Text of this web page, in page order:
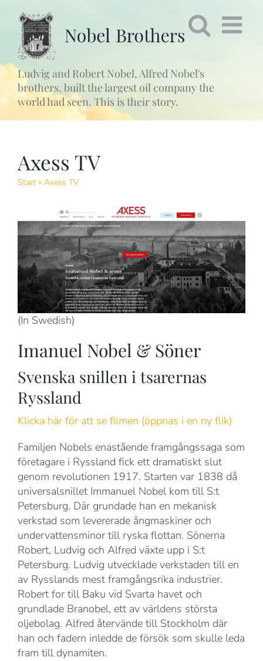
innehållet
Ludvig and Robert Nobel, Alfred Nobel's
brothers, built the largest oil company the
world had seen. This is their story.
Axess TV
Start » Axess TV
(In Swedish)
Imanuel Nobel & Söner
Svenska snillen i tsarernas
Ryssland
Klicka här för att se filmen (öppnas i en ny flik)
Familjen Nobels enastående framgångssaga som
företagare i Ryssland fick ett dramatiskt slut
genom revolutionen 1917. Starten var 1838 då
universalsnillet Immanuel Nobel kom till S:t
Petersburg. Där grundade han en mekanisk
verkstad som levererade ångmaskiner och
undervattensminor till ryska flottan. Sönerna
Robert, Ludvig och Alfred växte upp i S:t
Petersburg. Ludvig utvecklade verkstaden till en
av Rysslands mest framgångsrika industrier.
Robert for till Baku vid Svarta havet och
grundlade Branobel, ett av världens största
oljebolag. Alfred återvände till Stockholm där
han och fadern inledde de försök som skulle leda
fram till dynamiten.